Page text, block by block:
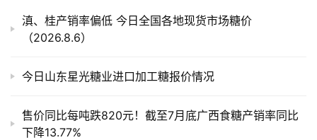
链
产
储
运
滇、桂产销率偏低 今日全国各地现货市场糖价
（2026.8.6）
今日山东星光糖业进口加工糖报价情况
售价同比每吨跌820元！截至7月底广西食糖产销率同比
下降13.77%